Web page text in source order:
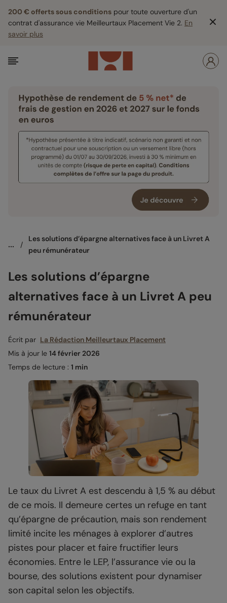
200 € offerts sous conditions pour toute ouverture d'un
contrat d'assurance vie Meilleurtaux Placement Vie 2. En
savoir plus
... /
Les solutions d’épargne alternatives face à un Livret A
peu rémunérateur
Les solutions d’épargne
alternatives face à un Livret A peu
rémunérateur
Écrit par La Rédaction Meilleurtaux Placement
Mis à jour le 14 février 2026
Temps de lecture : 1 min
Le taux du Livret A est descendu à 1,5 % au début
de ce mois. Il demeure certes un refuge en tant
qu’épargne de précaution, mais son rendement
limité incite les ménages à explorer d’autres
pistes pour placer et faire fructifier leurs
économies. Entre le LEP, l’assurance vie ou la
bourse, des solutions existent pour dynamiser
son capital selon les objectifs.